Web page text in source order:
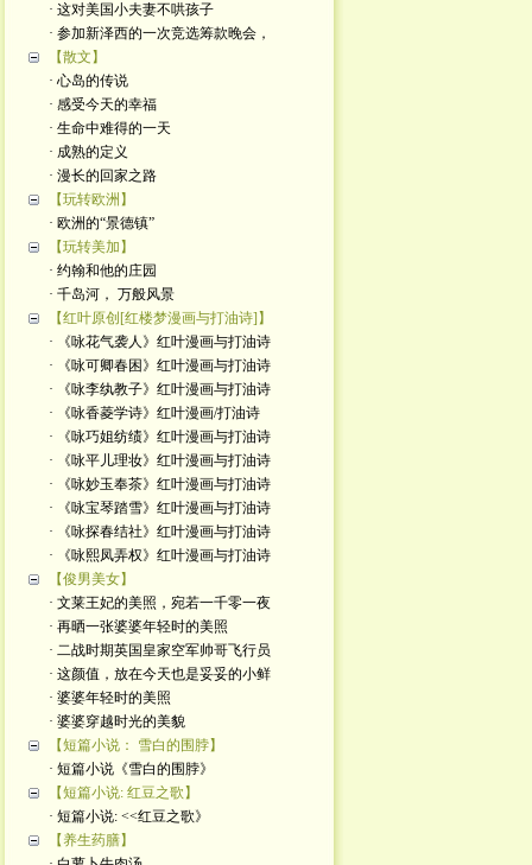
· 这对美国小夫妻不哄孩子
· 参加新泽西的一次竞选筹款晚会，
【散文】
· 心岛的传说
· 感受今天的幸福
· 生命中难得的一天
· 成熟的定义
· 漫长的回家之路
【玩转欧洲】
· 欧洲的“景德镇”
【玩转美加】
· 约翰和他的庄园
· 千岛河， 万般风景
【红叶原创[红楼梦漫画与打油诗]】
· 《咏花气袭人》红叶漫画与打油诗
· 《咏可卿春困》红叶漫画与打油诗
· 《咏李纨教子》红叶漫画与打油诗
· 《咏香菱学诗》红叶漫画/打油诗
· 《咏巧姐纺绩》红叶漫画与打油诗
· 《咏平儿理妆》红叶漫画与打油诗
· 《咏妙玉奉茶》红叶漫画与打油诗
· 《咏宝琴踏雪》红叶漫画与打油诗
· 《咏探春结社》红叶漫画与打油诗
· 《咏熙凤弄权》红叶漫画与打油诗
【俊男美女】
· 文莱王妃的美照，宛若一千零一夜
· 再晒一张婆婆年轻时的美照
· 二战时期英国皇家空军帅哥飞行员
· 这颜值，放在今天也是妥妥的小鲜
· 婆婆年轻时的美照
· 婆婆穿越时光的美貌
【短篇小说： 雪白的围脖】
· 短篇小说《雪白的围脖》
【短篇小说: 红豆之歌】
· 短篇小说: <<红豆之歌》
【养生药膳】